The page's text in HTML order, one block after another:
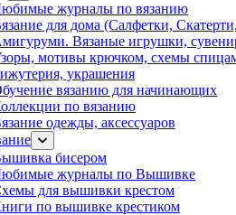
журналы по вязанию
для дома (Салфетки,
Вязаные игрушки,
мотивы крючком, схемы
украшения
вязанию для начинающих
по вязанию
одежды, аксессуаров
бисером
журналы по Вышивке
для вышивки крестом
по вышивке крестиком